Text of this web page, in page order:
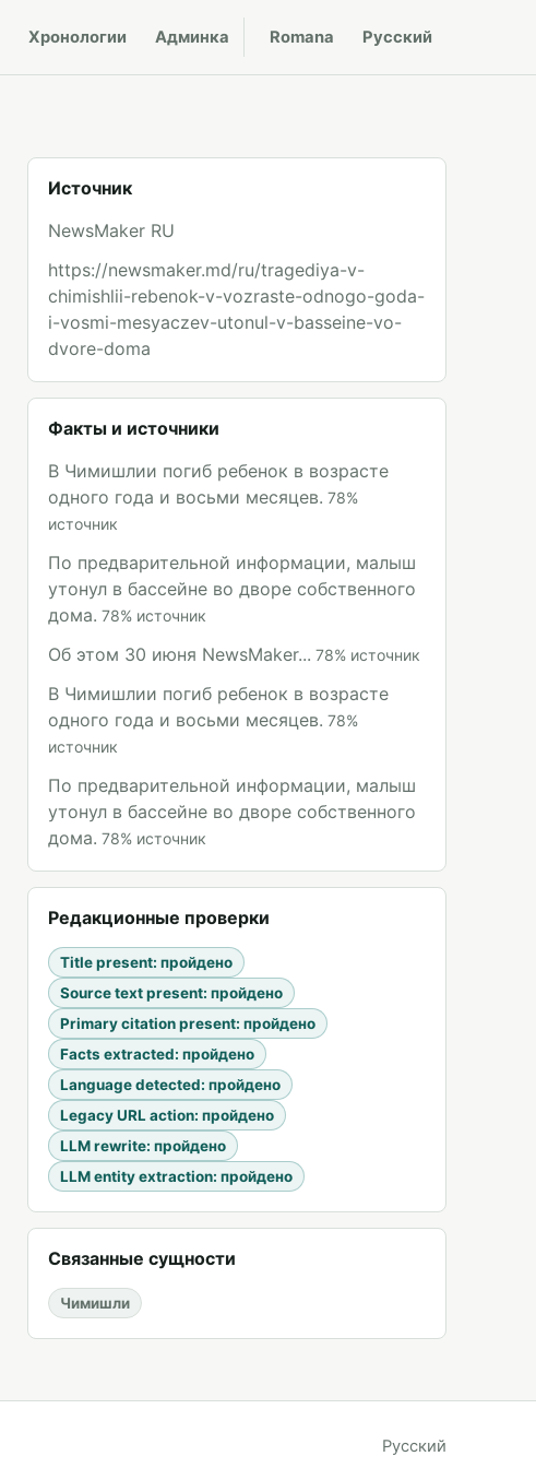
Хронологии Админка Romana Русский
Источник
NewsMaker RU
https://newsmaker.md/ru/tragediya-v-
chimishlii-rebenok-v-vozraste-odnogo-goda-
i-vosmi-mesyaczev-utonul-v-basseine-vo-
dvore-doma
Факты и источники
В Чимишлии погиб ребенок в возрасте
одного года и восьми месяцев. 78%
источник
По предварительной информации, малыш
утонул в бассейне во дворе собственного
дома. 78% источник
Об этом 30 июня NewsMaker... 78% источник
В Чимишлии погиб ребенок в возрасте
одного года и восьми месяцев. 78%
источник
По предварительной информации, малыш
утонул в бассейне во дворе собственного
дома. 78% источник
Редакционные проверки
Title present: пройдено
Source text present: пройдено
Primary citation present: пройдено
Facts extracted: пройдено
Language detected: пройдено
Legacy URL action: пройдено
LLM rewrite: пройдено
LLM entity extraction: пройдено
Связанные сущности
Чимишли
Русский